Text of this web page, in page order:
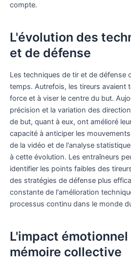
compte.
L'évolution des
et de défense
Les techniques de tir et de défense
temps. Autrefois, les tireurs avaient
force et à viser le centre du but.
précision et la variation des
de but, quant à eux, ont amélioré
capacité à anticiper les
de la vidéo et de l'analyse
à cette évolution. Les entraîneurs
identifier les points faibles des
des stratégies de défense plus
constante de l'amélioration
processus continu dans le monde
L'impact émotionnel
mémoire collective